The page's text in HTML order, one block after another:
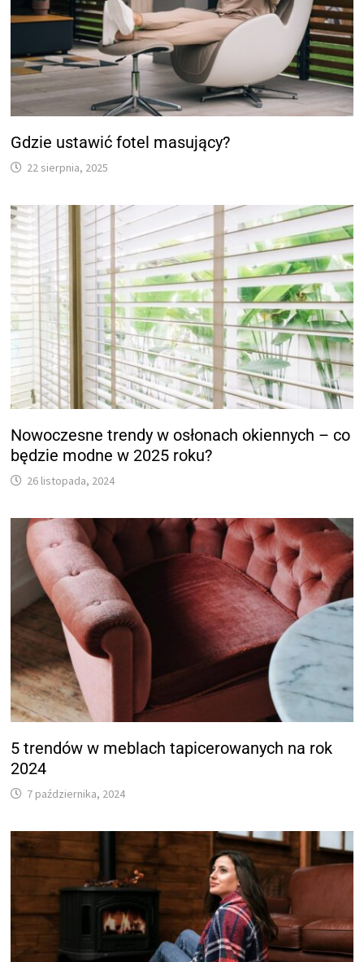
Gdzie ustawić fotel masujący?
22 sierpnia, 2025
Nowoczesne trendy w osłonach okiennych – co
będzie modne w 2025 roku?
26 listopada, 2024
5 trendów w meblach tapicerowanych na rok
2024
7 października, 2024